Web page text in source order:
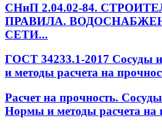
СНиП 2.04.02-84.
ПРАВИЛА.
СЕТИ...
ГОСТ 34233.1-2017 Сосуды
и методы расчета на
Расчет на прочность.
Нормы и методы расчета на